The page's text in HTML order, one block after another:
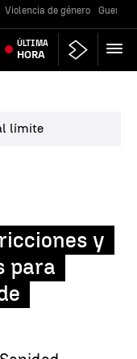
Violencia de género Guerra
ÚLTIMA
HORA
límite
y
para